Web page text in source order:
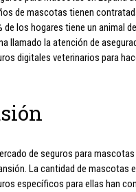
de mascotas tienen
de los hogares tiene un animal
llamado la atención de
digitales veterinarios para
de seguros para
La cantidad de mascotas
específicos para ellas han